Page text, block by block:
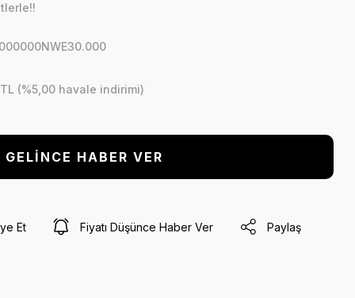
(%5,00 havale indirimi)
GELİNCE HABER VER
Et Fiyatı Düşünce Haber Ver Paylaş